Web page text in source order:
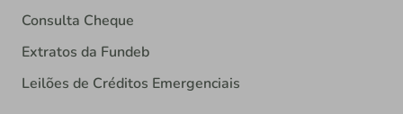
Consulta Cheque
Extratos da Fundeb
Leilões de Créditos Emergenciais